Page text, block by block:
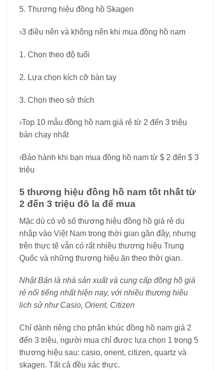
5. Thương hiệu đồng hồ Skagen
›3 điều nên và không nên khi mua đồng hồ nam
1. Chọn theo độ tuổi
2. Lựa chọn kích cỡ bàn tay
3. Chọn theo sở thích
›Top 10 mẫu đồng hồ nam giá rẻ từ 2 đến 3 triệu
bán chạy nhất
›Bảo hành khi bạn mua đồng hồ nam từ $ 2 đến $ 3
triệu
5 thương hiệu đồng hồ nam tốt nhất từ ​​
2 đến 3 triệu đô la để mua
Mặc dù có vô số thương hiệu đồng hồ giá rẻ du
nhập vào Việt Nam trong thời gian gần đây, nhưng
trên thực tế vẫn có rất nhiều thương hiệu Trung
Quốc và những thương hiệu ăn theo thời gian.
Nhật Bản là nhà sản xuất và cung cấp đồng hồ giá
rẻ nổi tiếng nhất hiện nay, với nhiều thương hiệu
lịch sử như Casio, Orient, Citizen
Chỉ dành riêng cho phân khúc đồng hồ nam giá 2
đến 3 triệu, người mua chỉ được lựa chọn 1 trong 5
thương hiệu sau: casio, orient, citizen, quartz và
skagen. Tất cả đều xác thực.